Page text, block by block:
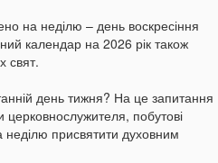
на неділю – день воскресіння
календар на 2026 рік також
свят.
день тижня? На це запитання
побутові
присвятити духовним